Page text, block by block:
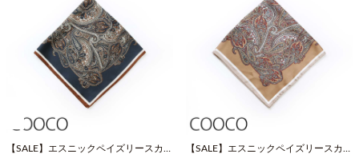
【SALE】エスニックペイズリースカー
【SALE】エスニックペイズリースカー